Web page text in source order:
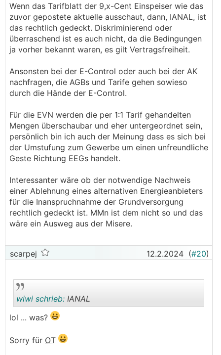
Wenn das Tarifblatt der 9,x-Cent Einspeiser wie das
zuvor gepostete aktuelle ausschaut, dann, IANAL, ist
das rechtlich gedeckt. Diskriminierend oder
überraschend ist es auch nicht, da die Bedingungen
ja vorher bekannt waren, es gilt Vertragsfreiheit.
Ansonsten bei der E-Control oder auch bei der AK
nachfragen, die AGBs und Tarife gehen sowieso
durch die Hände der E-Control.
Für die EVN werden die per 1:1 Tarif gehandelten
Mengen überschaubar und eher untergeordnet sein,
persönlich bin ich auch der Meinung dass es sich bei
der Umstufung zum Gewerbe um einen unfreundliche
Geste Richtung EEGs handelt.
Interessanter wäre ob der notwendige Nachweis
einer Ablehnung eines alternativen Energieanbieters
für die Inanspruchnahme der Grundversorgung
rechtlich gedeckt ist. MMn ist dem nicht so und das
wäre ein Ausweg aus der Misere.
scarpej 12.2.2024 (#20)
wiwi schrieb: IANAL
lol ... was?
Sorry für OT